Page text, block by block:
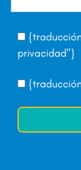
privacidad"}